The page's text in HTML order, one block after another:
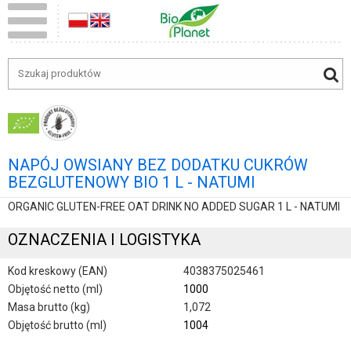
NAPÓJ OWSIANY BEZ DODATKU CUKRÓW
BEZGLUTENOWY BIO 1 L - NATUMI
ORGANIC GLUTEN-FREE OAT DRINK NO ADDED SUGAR 1 L - NATUMI
OZNACZENIA I LOGISTYKA
Kod kreskowy (EAN)
4038375025461
Objętość netto (ml)
1000
Masa brutto (kg)
1,072
Objętość brutto (ml)
1004